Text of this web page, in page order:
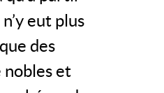
eut plus
des
nobles et